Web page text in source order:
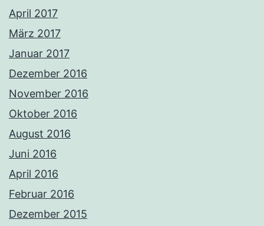
April 2017
März 2017
Januar 2017
Dezember 2016
November 2016
Oktober 2016
August 2016
Juni 2016
April 2016
Februar 2016
Dezember 2015